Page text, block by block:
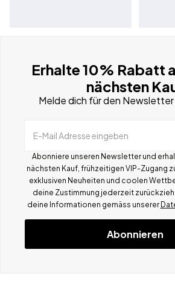
Erhalte 10% Rabatt
nächsten
Melde dich für den Newsletter
E-Mail Adresse eingeben
Abonniere unseren Newsletter und
nächsten Kauf, frühzeitigen VIP-Zugang
exklusiven Neuheiten und coolen
deine Zustimmung jederzeit
deine Informationen gemäss unserer
Abonnieren